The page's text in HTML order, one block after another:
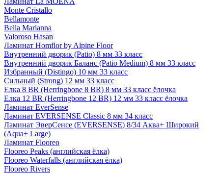
Monte Cristallo
Bellamonte
Bella Marianna
Valoroso Hasan
Ламинат Homflor by Alpine Floor
Внутренний дворик (Patio) 8 мм 33 класс
Внутренний дворик Баланс (Patio Medium) 8 мм 33 класс
Избранный (Distingo) 10 мм 33 класс
Сильный (Strong) 12 мм 33 класс
Елка 8 BR (Herringbone 8 BR) 8 мм 33 класс ёлочка
Елка 12 BR (Herringbone 12 BR) 12 мм 33 класс ёлочка
Ламинат EverSense
Ламинат EVERSENSE Classic 8 мм 34 класс
Ламинат ЭверСенсе (EVERSENSE) 8/34 Аква+ Широкий
(Aqua+ Large)
Ламинат Flooreo
Flooreo Peaks (английская ёлка)
Flooreo Waterfalls (английская ёлка)
Flooreo Rivers